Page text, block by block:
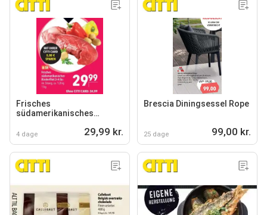
Frisches
südamerikanisches
4 dage 29,99 kr.
Brescia Diningsessel Rope
25 dage 99,00 kr.